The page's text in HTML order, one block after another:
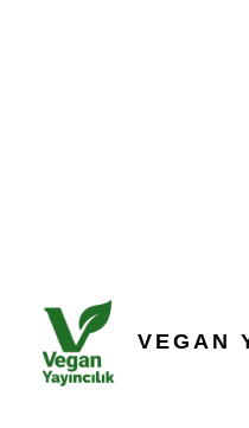
VEGAN